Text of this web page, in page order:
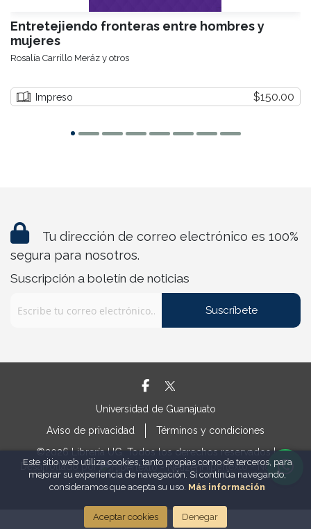
Entretejiendo fronteras entre hombres y
mujeres
Rosalía Carrillo Meráz y otros
Impreso $150.00
Tu dirección de correo electrónico es 100%
segura para nosotros.
Suscripción a boletín de noticias
Suscríbete
Universidad de Guanajuato
Aviso de privacidad
Términos y condiciones
©2026 Librería UG. Todos los derechos reservados |
Desarrollado por
Hipertexto - Netizen
Este sitio web utiliza cookies, tanto propias como de terceros, para
mejorar su experiencia de navegación. Si continúa navegando,
consideramos que acepta su uso. Más información
Aceptar cookies Denegar